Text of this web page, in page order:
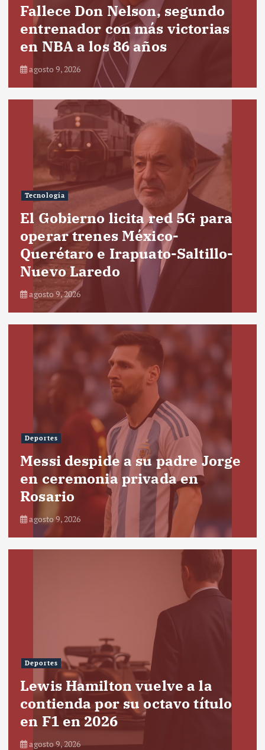
Fallece Don Nelson, segundo
entrenador con más victorias
en NBA a los 86 años
agosto 9, 2026
Tecnología
El Gobierno licita red 5G para
operar trenes México-
Querétaro e Irapuato-Saltillo-
Nuevo Laredo
agosto 9, 2026
Deportes
Messi despide a su padre Jorge
en ceremonia privada en
Rosario
agosto 9, 2026
Deportes
Lewis Hamilton vuelve a la
contienda por su octavo título
en F1 en 2026
agosto 9, 2026